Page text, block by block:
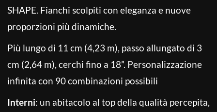
SHAPE. Fianchi scolpiti con eleganza e nuove
proporzioni più dinamiche.
Più lungo di 11 cm (4,23 m), passo allungato di 3
cm (2,64 m), cerchi fino a 18”. Personalizzazione
infinita con 90 combinazioni possibili
Interni: un abitacolo al top della qualità percepita,